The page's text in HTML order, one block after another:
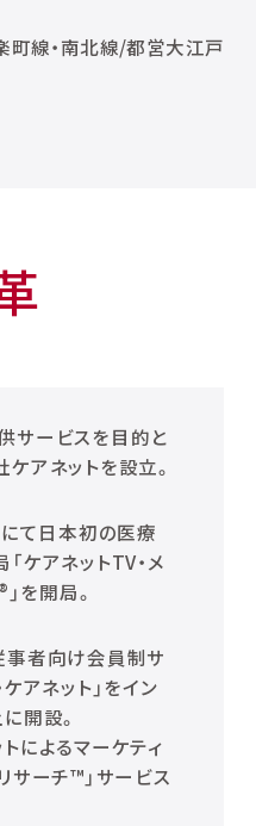
町線・南北線/都営大江戸
サービスを目的と
アネットを設立。
にて日本初の医療
ケアネットTV・メ
を開局。
事者向け会員制サ
ケアネット」をイン
開設。
によるマーケティ
サーチ™」サービス